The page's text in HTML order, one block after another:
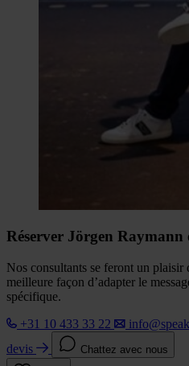
Réserver Jörgen
Nos consultants se feront un plaisir
meilleure façon d’adapter le
spécifique.
+31 10 433 33 22
devis
Chattez avec nous